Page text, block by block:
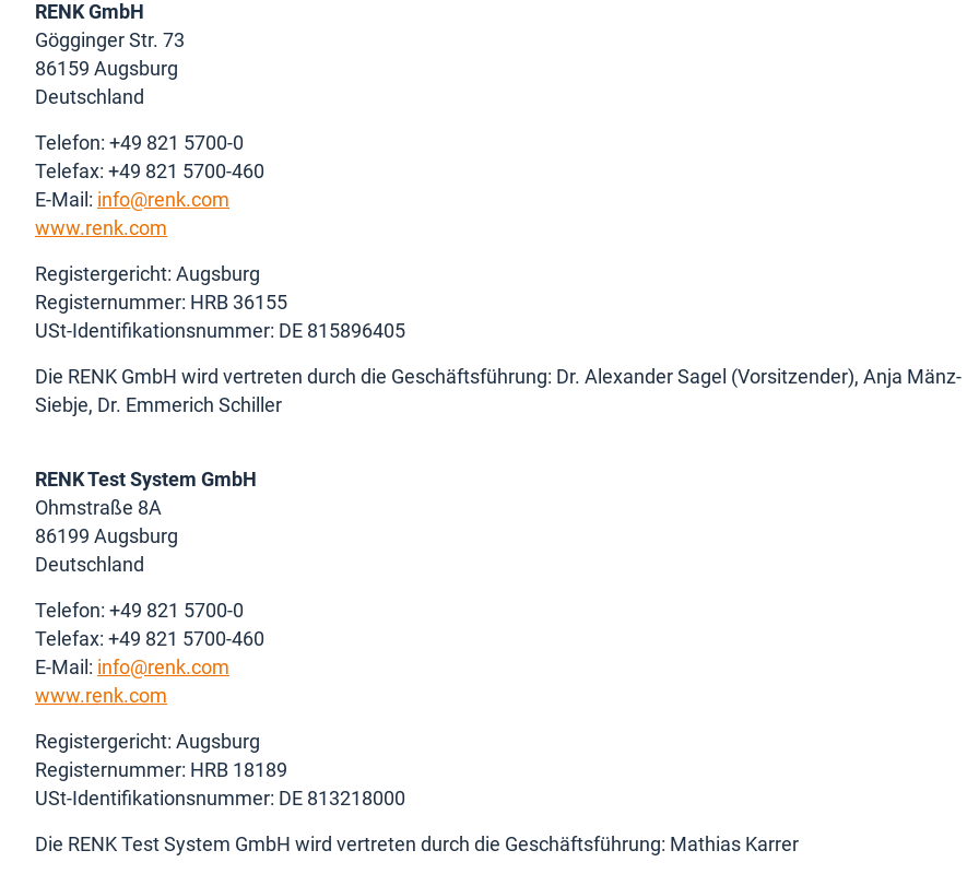
RENK GmbH
Gögginger Str. 73
86159 Augsburg
Deutschland
Telefon: +49 821 5700-0
Telefax: +49 821 5700-460
E-Mail: info@renk.com
www.renk.com
Registergericht: Augsburg
Registernummer: HRB 36155
USt-Identifikationsnummer: DE 815896405
Die RENK GmbH wird vertreten durch die Geschäftsführung: Dr. Alexander Sagel (Vorsitzender), Anja Mänz-
Siebje, Dr. Emmerich Schiller
RENK Test System GmbH
Ohmstraße 8A
86199 Augsburg
Deutschland
Telefon: +49 821 5700-0
Telefax: +49 821 5700-460
E-Mail: info@renk.com
www.renk.com
Registergericht: Augsburg
Registernummer: HRB 18189
USt-Identifikationsnummer: DE 813218000
Die RENK Test System GmbH wird vertreten durch die Geschäftsführung: Mathias Karrer